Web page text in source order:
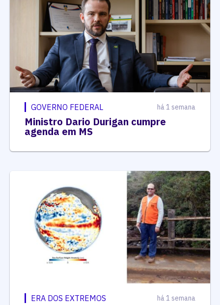
GOVERNO FEDERAL há 1 semana
Ministro Dario Durigan cumpre
agenda em MS
ERA DOS EXTREMOS há 1 semana